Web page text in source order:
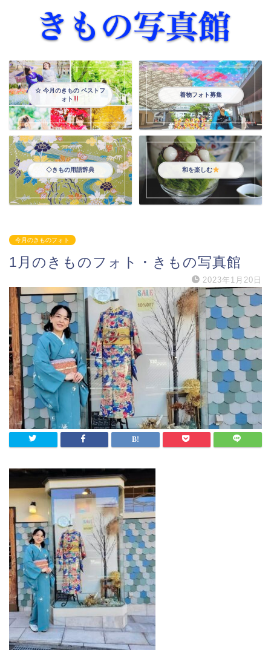
☆ 今月のきもの ベストフ
ォト
着物フォト募集
◇きもの用語辞典 和を楽しむ
今月のきものフォト
1月のきものフォト・きもの写真館
2023年1月20日